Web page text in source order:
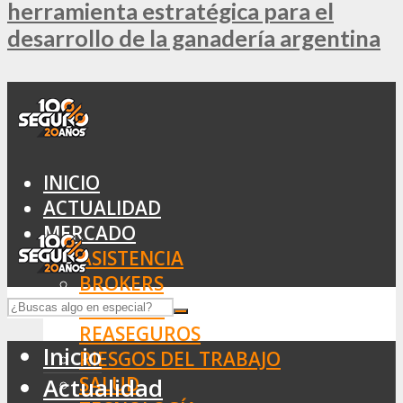
herramienta estratégica para el
desarrollo de la ganadería argentina
INICIO
ACTUALIDAD
MERCADO
ASISTENCIA
BROKERS
SEGUROS
REASEGUROS
RIESGOS DEL TRABAJO
SALUD
Inicio
Actualidad